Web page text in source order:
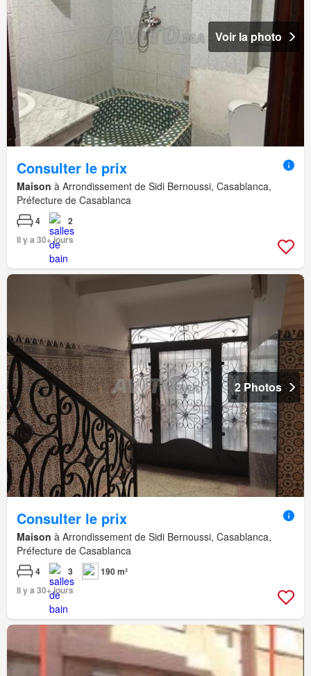
Voir la photo
Consulter le prix
Maison à Arrondissement de Sidi Bernoussi, Casablanca,
Préfecture de Casablanca
4
2
Il y a 30+ jours
2 Photos
Consulter le prix
Maison à Arrondissement de Sidi Bernoussi, Casablanca,
Préfecture de Casablanca
4 3
190 m²
Il y a 30+ jours